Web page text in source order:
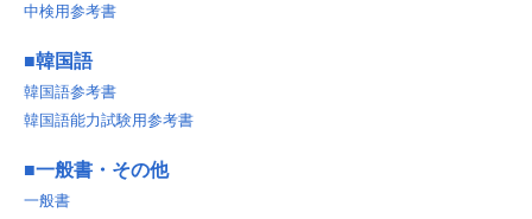
中検用参考書
■韓国語
韓国語参考書
韓国語能力試験用参考書
■一般書・その他
一般書